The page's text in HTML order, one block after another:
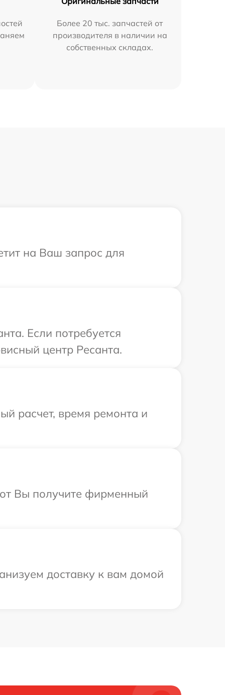
Более 20 тыс. запчастей от
производителя в наличии на
собственных складах.
на Ваш запрос для
Если потребуется
центр Ресанта.
расчет, время ремонта и
Вы получите фирменный
доставку к вам домой